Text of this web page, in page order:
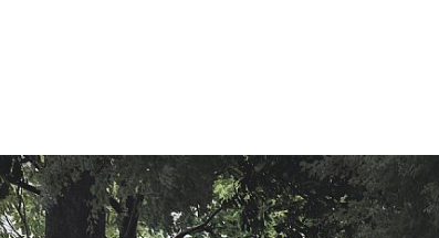
föremål från lägrets historia.
OMRÅDETS HJÄRTA